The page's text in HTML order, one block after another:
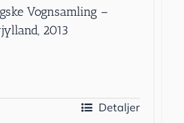
Vognsamling –
2013
Detaljer